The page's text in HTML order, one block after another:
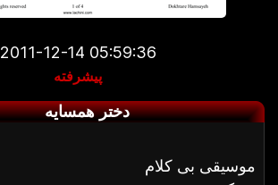
2011-12-14 05:59:36
پیشرفته
دختر همسایه
موسیقی بی کلام